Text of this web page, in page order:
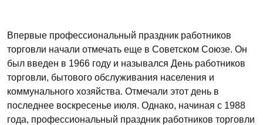
Впервые профессиональный праздник работников
торговли начали отмечать еще в Советском Союзе. Он
был введен в 1966 году и назывался День работников
торговли, бытового обслуживания населения и
коммунального хозяйства. Отмечали этот день в
последнее воскресенье июля. Однако, начиная с 1988
года, профессиональный праздник работников торговли